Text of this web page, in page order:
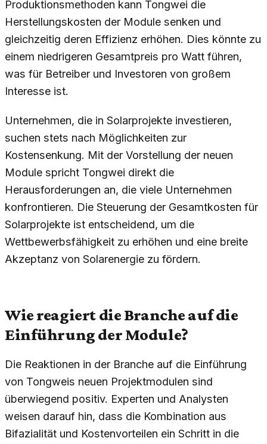
Produktionsmethoden kann Tongwei die
Herstellungskosten der Module senken und
gleichzeitig deren Effizienz erhöhen. Dies könnte zu
einem niedrigeren Gesamtpreis pro Watt führen,
was für Betreiber und Investoren von großem
Interesse ist.
Unternehmen, die in Solarprojekte investieren,
suchen stets nach Möglichkeiten zur
Kostensenkung. Mit der Vorstellung der neuen
Module spricht Tongwei direkt die
Herausforderungen an, die viele Unternehmen
konfrontieren. Die Steuerung der Gesamtkosten für
Solarprojekte ist entscheidend, um die
Wettbewerbsfähigkeit zu erhöhen und eine breite
Akzeptanz von Solarenergie zu fördern.
Wie reagiert die Branche auf die
Einführung der Module?
Die Reaktionen in der Branche auf die Einführung
von Tongweis neuen Projektmodulen sind
überwiegend positiv. Experten und Analysten
weisen darauf hin, dass die Kombination aus
Bifazialität und Kostenvorteilen ein Schritt in die